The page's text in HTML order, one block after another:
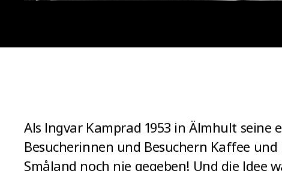
Als Ingvar Kamprad 1953 in Älmhult
Besucherinnen und Besuchern Kaffee
Småland noch nie gegeben! Und die Idee